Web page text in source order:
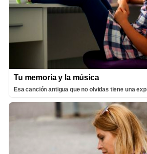
Tu memoria y la música
Esa canción antigua que no olvidas tiene una